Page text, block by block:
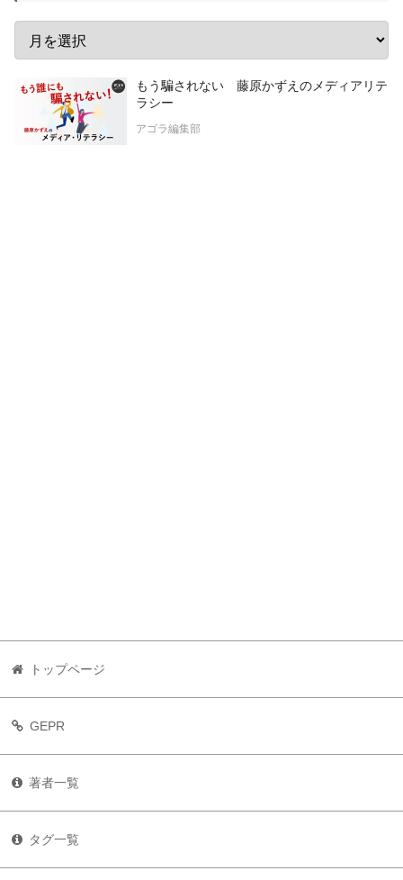
もう騙されない 藤原かずえのメディアリテ
ラシー
アゴラ編集部
トップページ
GEPR
著者一覧
タグ一覧